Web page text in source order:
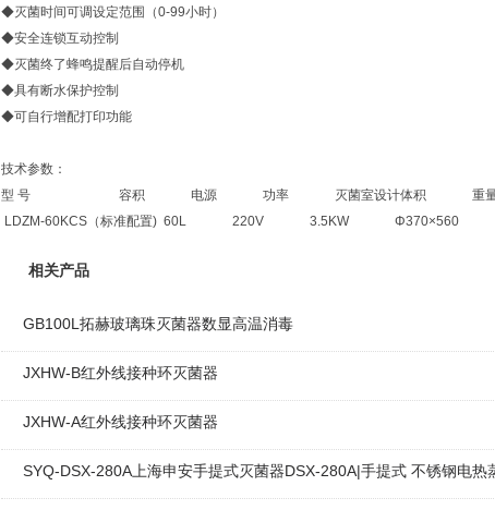
◆灭菌时间可调设定范围（0-99小时）
◆安全连锁互动控制
◆灭菌终了蜂鸣提醒后自动停机
◆具有断水保护控制
◆可自行增配打印功能
技术参数：
型 号 容积 电源 功率 灭菌室设计体积 重量
LDZM-60KCS（标准配置) 60L 220V 3.5KW Φ370×560
相关产品
GB100L拓赫玻璃珠灭菌器数显高温消毒
JXHW-B红外线接种环灭菌器
JXHW-A红外线接种环灭菌器
SYQ-DSX-280A上海申安手提式灭菌器DSX-280A|手提式 不锈钢电热